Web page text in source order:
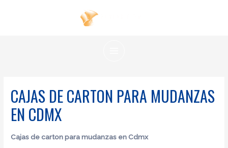
CAJAS DE CARTON PARA MUDANZAS
EN CDMX
Cajas de carton para mudanzas en Cdmx